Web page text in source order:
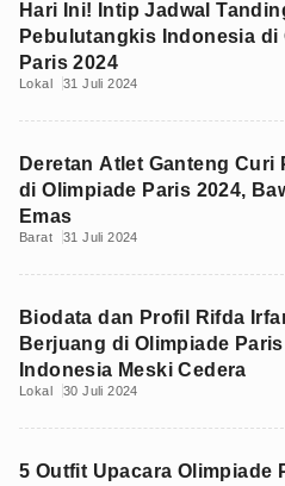
Hari Ini! Intip Jadwal
Pebulutangkis Indonesia di
Paris 2024
Lokal 31 Juli 2024
Deretan Atlet Ganteng Curi
di Olimpiade Paris 2024,
Emas
Barat 31 Juli 2024
Biodata dan Profil Rifda
Berjuang di Olimpiade
Indonesia Meski Cedera
Lokal 30 Juli 2024
5 Outfit Upacara Olimpiade